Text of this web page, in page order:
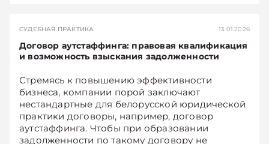
прецедентов.
СУДЕБНАЯ ПРАКТИКА 13.01.2026
Договор аутстаффинга: правовая квалификация
и возможность взыскания задолженности
Стремясь к повышению эффективности
бизнеса, компании порой заключают
нестандартные для белорусской юридической
практики договоры, например, договор
аутстаффинга. Чтобы при образовании
задолженности по такому договору не